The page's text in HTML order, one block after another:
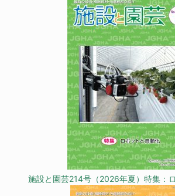
施設と園芸214号（2026年夏）特集：